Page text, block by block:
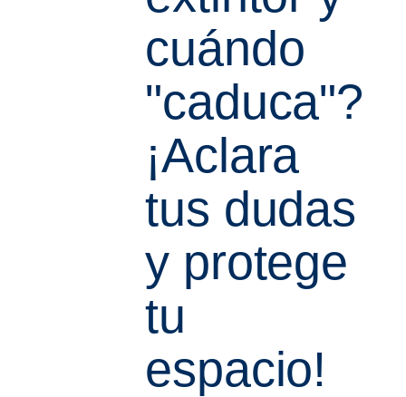
cuándo
"caduca"?
¡Aclara
tus dudas
y protege
tu
espacio!